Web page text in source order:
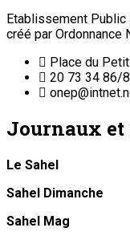
Etablissement Public
créé par Ordonnance
Place du
20 73 34 86/
Journaux et
Le Sahel
Sahel Dimanche
Sahel Mag